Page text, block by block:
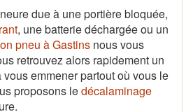
due à une portière bloquée,
, une batterie déchargée ou un
pneu à Gastins nous vous
retrouvez alors rapidement un
emmener partout où vous le
proposons ledécalaminage